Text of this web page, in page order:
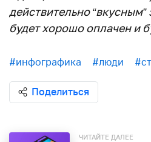
действительно
будет хорошо оплачен и
#инфографика #люди
Поделиться
ЧИТАЙТЕ ДАЛЕЕ